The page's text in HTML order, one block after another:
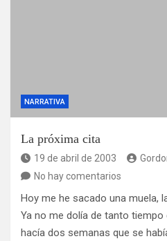
NARRATIVA
La próxima cita
19 de abril de 2003
No hay comentarios
Hoy me he sacado una muela,
Ya no me dolía de tanto tiempo
hacía dos semanas que se